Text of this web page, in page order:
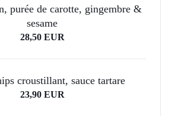
purée de carotte, gingembre &
sesame
28,50 EUR
croustillant, sauce tartare
23,90 EUR